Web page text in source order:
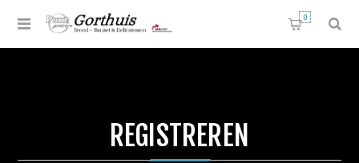
0
REGISTREREN